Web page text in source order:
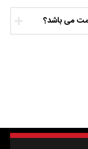
می باشد؟